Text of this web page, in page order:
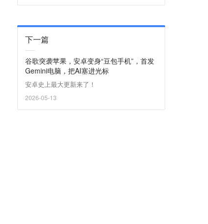
下一篇
谷歌突袭苹果，安卓变身“豆包手机”，首发
Gemini电脑，把AI塞进光标
安卓史上最大更新来了！
2026-05-13